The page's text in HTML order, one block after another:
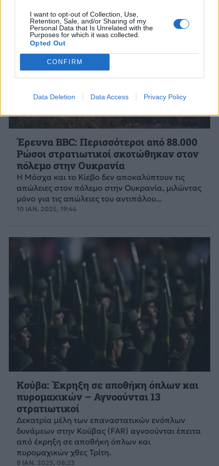
I want to opt-out of Collection, Use,
Retention, Sale, and/or Sharing of my
Personal Data that Is Unrelated with the
Purposes for which it was collected.
Opted Out
CONFIRM
Data Deletion Data Access Privacy Policy
Έρευνα BBC: Περισσότεροι από 88.000
Ρώσοι στρατιωτικοί σκοτώθηκαν στον
πόλεμο στην Ουκρανία
Η Μόσχα και το Κίεβο δεν αποκαλύπτουν τις
απώλειες στον πόλεμο στην Ουκρανία, μιλώντας
μόνο για τις απώλειες του αντιπάλου...
10 ΙΑΝ. 2025, 19:44
Κούβα: Έκρηξη σε αποθήκη όπλων και
πυρομαχικών – Αγνοούνται 13
στρατιωτικοί
Δεκατρία μέλη των επαναστατικών ενόπλων
δυνάμεων στην Κούβας (FAR) αγνοούνται έπειτα
από έκρηξη σε αποθήκη όπλων και
πυρομαχικών χθες Τρίτη.
8 ΙΑΝ. 2025, 08:23